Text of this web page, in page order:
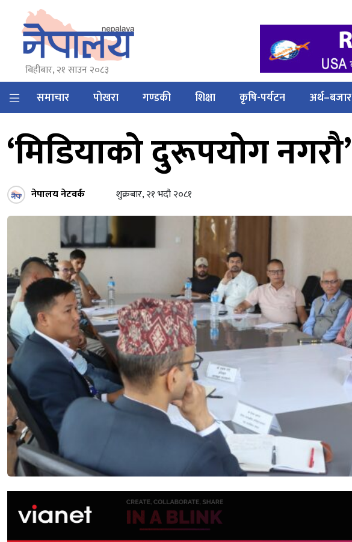
बिहीबार, २१ साउन २०८३
समाचार पोखरा गण्डकी शिक्षा कृषि-पर्यटन अर्थ–बजार
‘मिडियाको दुरूपयोग नगरौ’
नेपालय नेटवर्क शुक्रबार, २१ भदौ २०८१